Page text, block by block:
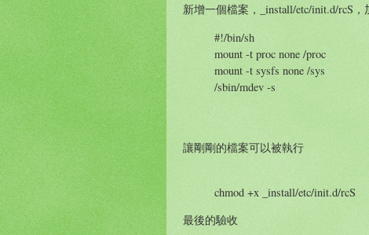
新增一個檔案，_install/etc/init.d/rcS
#!/bin/sh
mount -t proc none /proc
mount -t sysfs none /sys
/sbin/mdev -s
讓剛剛的檔案可以被執行
chmod +x _install/etc/init.d/rcS
最後的驗收